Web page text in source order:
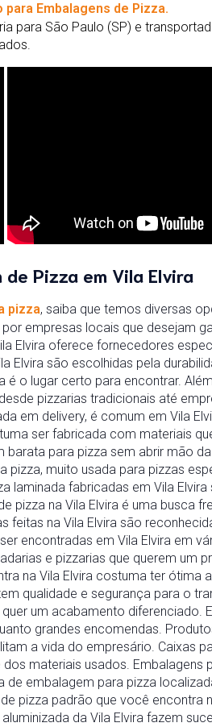
Embalagens de Pizza.
para São Paulo (SP) e
de Pizza em Vila Elvira
pizza, saiba que temos diversas
empresas locais que desejam
Elvira oferece fornecedores
Elvira são escolhidas pela
o lugar certo para encontrar.
pizzarias tradicionais até
em delivery, é comum em Vila
ser fabricada com materiais
para pizza sem abrir mão da
muito usada para pizzas
laminada fabricadas em Vila
pizza na Vila Elvira é uma busca
feitas na Vila Elvira são
encontradas em Vila Elvira em
e pizzarias que querem um
na Vila Elvira costuma ter ótima
qualidade e segurança para o
um acabamento diferenciado.
grandes encomendas.
a vida do empresário. Caixas
materiais usados. Embalagens
embalagem para pizza
pizza padrão que você encontra
da Vila Elvira fazem